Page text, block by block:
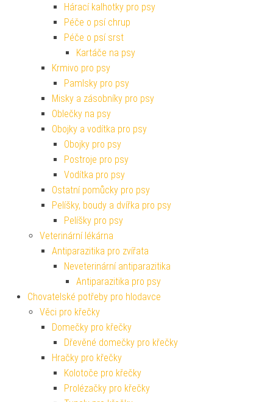
Hárací kalhotky pro psy
Péče o psí chrup
Péče o psí srst
Kartáče na psy
Krmivo pro psy
Pamlsky pro psy
Misky a zásobníky pro psy
Oblečky na psy
Obojky a vodítka pro psy
Obojky pro psy
Postroje pro psy
Vodítka pro psy
Ostatní pomůcky pro psy
Pelíšky, boudy a dvířka pro psy
Pelíšky pro psy
Veterinární lékárna
Antiparazitika pro zvířata
Neveterinární antiparazitika
Antiparazitika pro psy
Chovatelské potřeby pro hlodavce
Věci pro křečky
Domečky pro křečky
Dřevěné domečky pro křečky
Hračky pro křečky
Kolotoče pro křečky
Prolézačky pro křečky